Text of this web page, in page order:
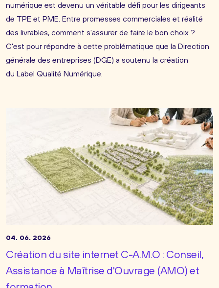
numérique est devenu un véritable défi pour les dirigeants
de TPE et PME. Entre promesses commerciales et réalité
des livrables, comment s'assurer de faire le bon choix ?
C'est pour répondre à cette problématique que la Direction
générale des entreprises (DGE) a soutenu la création
du Label Qualité Numérique.
04. 06. 2026
Création du site internet C-A.M.O : Conseil,
Assistance à Maîtrise d'Ouvrage (AMO) et